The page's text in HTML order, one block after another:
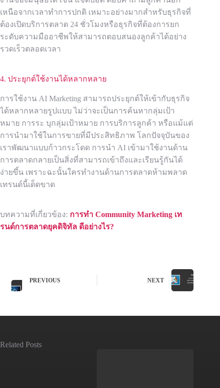
เหนือจากเวลาทำการปกติ เหมาะอย่างมากสำหรับธุรกิจที่
ต้องเปิดบริการตลาด 24 ชั่วโมงหรือธุรกิจที่ต้องการยก
ระดับความมืออาชีพให้สามารถตอบสนองลูกค้าได้อย่าง
รวดเร็วตลอดเวลา
4. ประยุกต์ใช้งานได้หลากหลาย
การใช้งาน AI Marketing สามารถประยุกต์ให้เข้ากับธุรกิจ
ได้หลากหลายรูปแบบ ไม่ว่าจะเป็นการค้นหากลุ่มเป้า
หมาย การระ บุกลุ่มเป้าหมาย การบริการลูกค้า หรือแม้แต่
การนำมาใช้ในการขายที่มีประสิทธิภาพ โลกปัจจุบันของ
เราพัฒนาแบบก้าวกระโดด การนำ AI เข้ามาใช้งานด้าน
การตลาดกลายเป็นสิ่งที่สามารถเข้าถึงและเรียนรู้กันได้
ง่ายขึ้น เพราะฉะนั้นใครทำงานด้านการตลาดห้ามพลาด
เทรนด์นี้เด็ดขาด
บทความที่เกี่ยวข้อง: การทำ Community Marketing เท
รนด์การตลาดยุคดิจิทัล ดีอย่างไร?
PREVIOUS NEXT
Related Posts